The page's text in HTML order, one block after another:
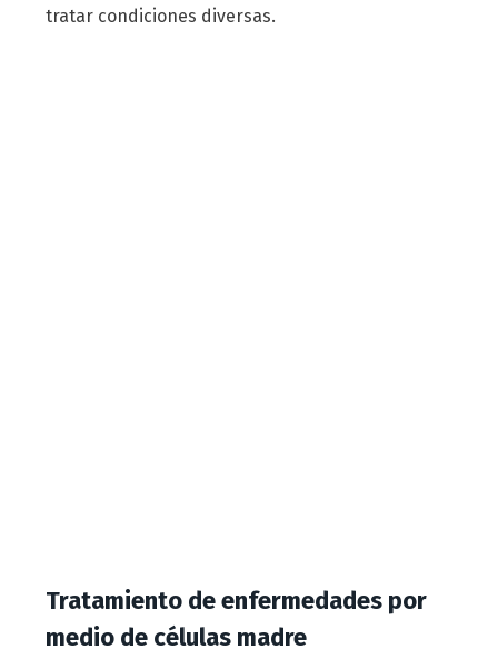
tratar condiciones diversas.
Tratamiento de enfermedades por
medio de células madre